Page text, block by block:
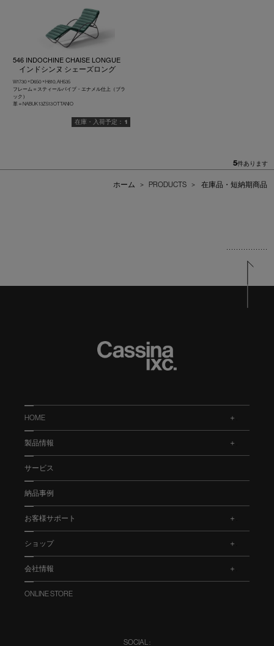
546 INDOCHINE CHAISE LONGUE
インドシンヌ シェーズロング
W1730 × D650 × H810, AH535
フレーム＝スティールパイプ・エナメル仕上（ブラ
ック）
革＝NABUK 13Z513 OTTANIO
1
5件あります
ホーム > PRODUCTS > 在庫品・短納期商品
HOME
製品情報
サービス
納品事例
お客様サポート
ショップ
会社情報
ONLINE STORE
SOCIAL :